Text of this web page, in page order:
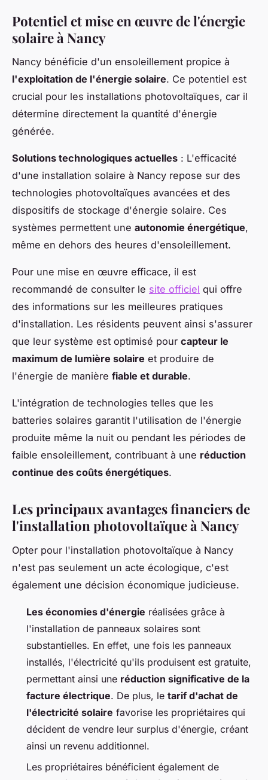
Potentiel et mise en œuvre de l'énergie
solaire à Nancy
Nancy bénéficie d'un ensoleillement propice à
l'exploitation de l'énergie solaire. Ce potentiel est
crucial pour les installations photovoltaïques, car il
détermine directement la quantité d'énergie
générée.
Solutions technologiques actuelles : L'efficacité
d'une installation solaire à Nancy repose sur des
technologies photovoltaïques avancées et des
dispositifs de stockage d'énergie solaire. Ces
systèmes permettent une autonomie énergétique,
même en dehors des heures d'ensoleillement.
Pour une mise en œuvre efficace, il est
recommandé de consulter le site officiel qui offre
des informations sur les meilleures pratiques
d'installation. Les résidents peuvent ainsi s'assurer
que leur système est optimisé pour capteur le
maximum de lumière solaire et produire de
l'énergie de manière fiable et durable.
L'intégration de technologies telles que les
batteries solaires garantit l'utilisation de l'énergie
produite même la nuit ou pendant les périodes de
faible ensoleillement, contribuant à une réduction
continue des coûts énergétiques.
Les principaux avantages financiers de
l'installation photovoltaïque à Nancy
Opter pour l'installation photovoltaïque à Nancy
n'est pas seulement un acte écologique, c'est
également une décision économique judicieuse.
Les économies d'énergie réalisées grâce à
l'installation de panneaux solaires sont
substantielles. En effet, une fois les panneaux
installés, l'électricité qu'ils produisent est gratuite,
permettant ainsi une réduction significative de la
facture électrique. De plus, le tarif d'achat de
l'électricité solaire favorise les propriétaires qui
décident de vendre leur surplus d'énergie, créant
ainsi un revenu additionnel.
Les propriétaires bénéficient également de